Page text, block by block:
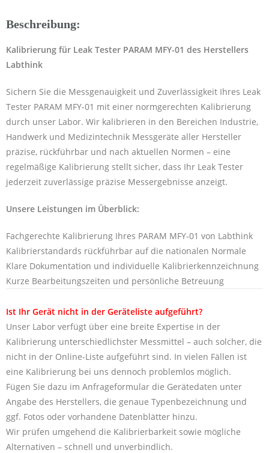
Beschreibung:
Kalibrierung für Leak Tester PARAM MFY-01 des Herstellers
Labthink
Sichern Sie die Messgenauigkeit und Zuverlässigkeit Ihres Leak
Tester PARAM MFY-01 mit einer normgerechten Kalibrierung
durch unser Labor. Wir kalibrieren in den Bereichen Industrie,
Handwerk und Medizintechnik Messgeräte aller Hersteller
präzise, rückführbar und nach aktuellen Normen – eine
regelmäßige Kalibrierung stellt sicher, dass Ihr Leak Tester
jederzeit zuverlässige präzise Messergebnisse anzeigt.
Unsere Leistungen im Überblick:
Fachgerechte Kalibrierung Ihres PARAM MFY-01 von Labthink
Kalibrierstandards rückführbar auf die nationalen Normale
Klare Dokumentation und individuelle Kalibrierkennzeichnung
Kurze Bearbeitungszeiten und persönliche Betreuung
Ist Ihr Gerät nicht in der Geräteliste aufgeführt?
Unser Labor verfügt über eine breite Expertise in der
Kalibrierung unterschiedlichster Messmittel – auch solcher, die
nicht in der Online-Liste aufgeführt sind. In vielen Fällen ist
eine Kalibrierung bei uns dennoch problemlos möglich.
Fügen Sie dazu im Anfrageformular die Gerätedaten unter
Angabe des Herstellers, die genaue Typenbezeichnung und
ggf. Fotos oder vorhandene Datenblätter hinzu.
Wir prüfen umgehend die Kalibrierbarkeit sowie mögliche
Alternativen – schnell und unverbindlich.